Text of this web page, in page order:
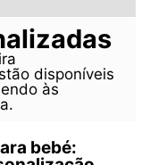
disponíveis
às
bebé: